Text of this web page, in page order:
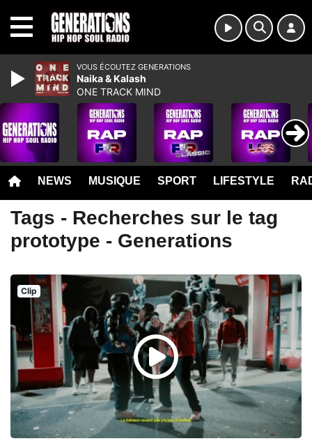
NEWS MUSIQUE SPORT LIFESTYLE
Tags - Recherches sur le tag
prototype - Generations
Clip
VOUS ÉCOUTEZ GENERATIONS
Naika & Kalash
ONE TRACK MIND